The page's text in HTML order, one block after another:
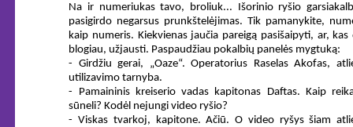
Na ir numeriukas tavo, broliuk... Išorinio ryšio
pasigirdo negarsus prunkštelėjimas. Tik pamanykite,
kaip numeris. Kiekvienas jaučia pareigą pasišaipyti, ar, kas
blogiau, užjausti. Paspaudžiau pokalbių panelės mygtuką:
- Girdžiu gerai, „Oaze“. Operatorius Raselas Akofas,
utilizavimo tarnyba.
- Pamaininis kreiserio vadas kapitonas Daftas. Kaip
sūneli? Kodėl nejungi video ryšio?
- Viskas tvarkoj, kapitone. Ačiū. O video ryšys šiam